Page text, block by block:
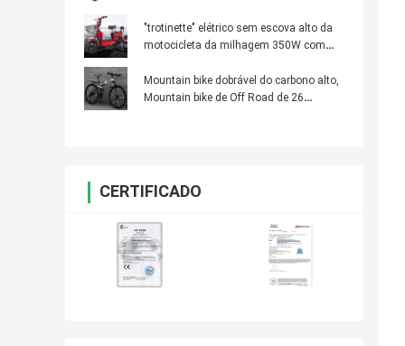
"trotinette" elétrico sem escova alto da
motocicleta da milhagem 350W com
Mountain bike dobrável do carbono alto,
Mountain bike de Off Road de 26
CERTIFICADO